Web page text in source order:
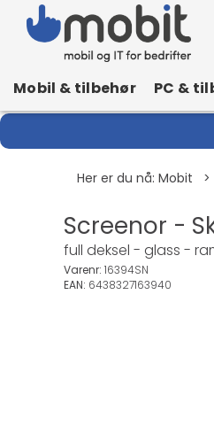
Mobil & tilbehør PC &
Her er du nå: Mobit >
Screenor -
full deksel - glass -
Varenr: 16394SN
EAN: 6438327163940